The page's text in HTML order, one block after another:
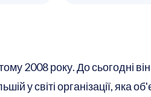
2008 року. До сьогодні
у світі організації, яка